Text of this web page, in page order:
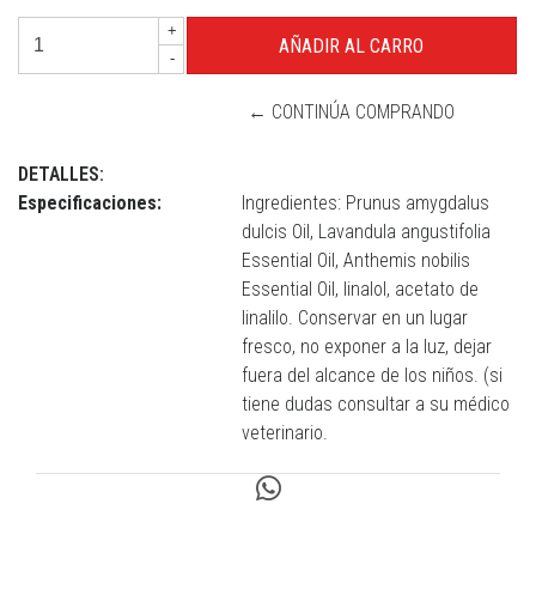
+
-
← CONTINÚA COMPRANDO
DETALLES:
Especificaciones:
Ingredientes: Prunus amygdalus
dulcis Oil, Lavandula angustifolia
Essential Oil, Anthemis nobilis
Essential Oil, linalol, acetato de
linalilo. Conservar en un lugar
fresco, no exponer a la luz, dejar
fuera del alcance de los niños. (si
tiene dudas consultar a su médico
veterinario.